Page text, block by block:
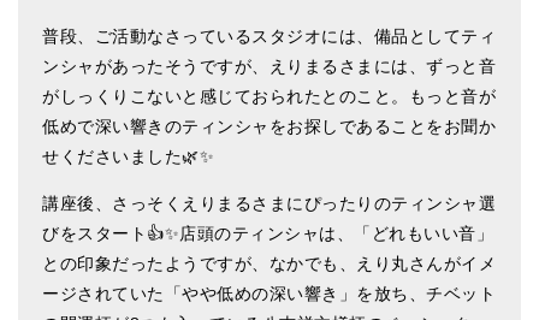
プレミアム・ティンシャ（L・M）
ベーシック・ティンシャ（4種）
ティンシャケース
お香定期購入（ラクとくサブスク）
チベット高僧のオラクルカード
普段、ご活動なさっているスタジオには、備品としてティ
ンシャがあったそうですが、えりまるさまには、ずっと音
がしっくりこないと感じておられたとのこと。もっと音が
低めで深い響きのティンシャをお探しであることをお聞か
せくださいました🌿✨
講座後、さっそくえりまるさまにぴったりのティンシャ選
びをスタート👍✨店頭のティンシャは、「どれもいい音」
との印象だったようですが、なかでも、えり丸さんがイメ
ージされていた「やや低めの深い響き」を放ち、チベット